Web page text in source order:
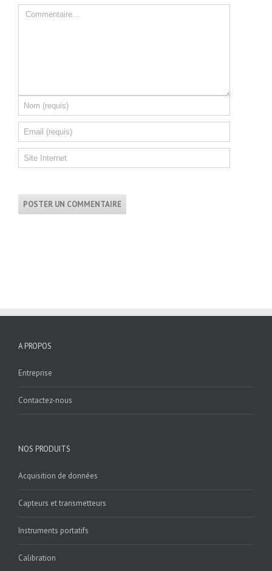
A PROPOS
Entreprise
Contactez-nous
NOS PRODUITS
Acquisition de données
Capteurs et transmetteurs
Instruments portatifs
Calibration